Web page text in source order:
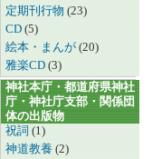
定期刊行物 (23)
CD (5)
絵本・まんが (20)
雅楽CD (3)
神社本庁・都道府県神社
庁・神社庁支部・関係団
体の出版物
祝詞 (1)
神道教養 (2)